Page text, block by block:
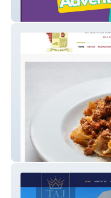
AdventuresinBusiness
Enoteca Adriano